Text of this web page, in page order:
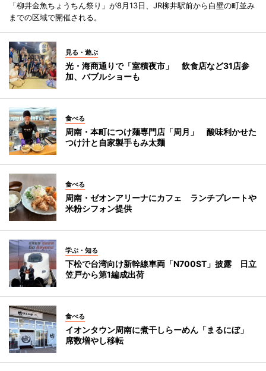
「柳井金魚ちょうちん祭り」が8月13日、JR柳井駅前から白壁の町並み
までの区域で開催される。
見る・遊ぶ
光・海商通りで「室積夜市」 飲食店など31店参
加、バブルショーも
食べる
周南・本町につけ麺専門店「周月」 酸味利かせた
つけ汁と自家製手もみ太麺
食べる
周南・ゼオンアリーナにカフェ ランチプレートや
米粉シフォン提供
学ぶ・知る
下松で台湾向け新幹線車両「N700ST」披露 日立
笠戸から第1編成出荷
食べる
イオンタウン周南に煮干しらーめん「まるにぼ」
席数増やし移転